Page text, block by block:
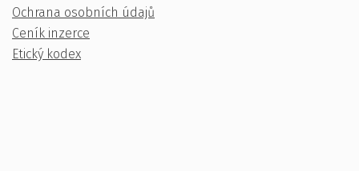
Ochrana osobních údajů
Ceník inzerce
Etický kodex